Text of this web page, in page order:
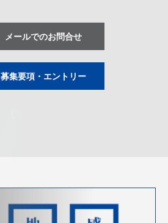
メールでのお問合せ
募集要項・エントリー